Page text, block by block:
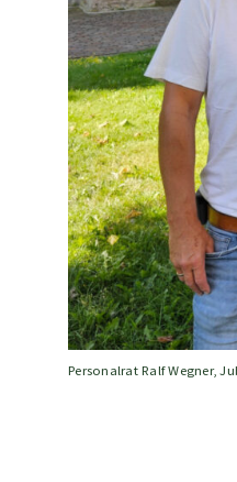
Personalrat Ralf Wegner,